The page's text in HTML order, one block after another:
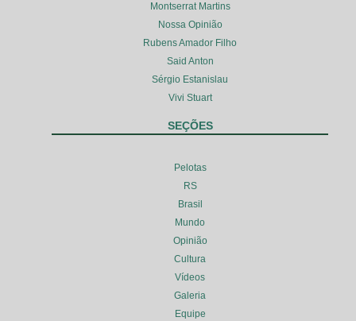
Montserrat Martins
Nossa Opinião
Rubens Amador Filho
Said Anton
Sérgio Estanislau
Vivi Stuart
SEÇÕES
Pelotas
RS
Brasil
Mundo
Opinião
Cultura
Vídeos
Galeria
Equipe